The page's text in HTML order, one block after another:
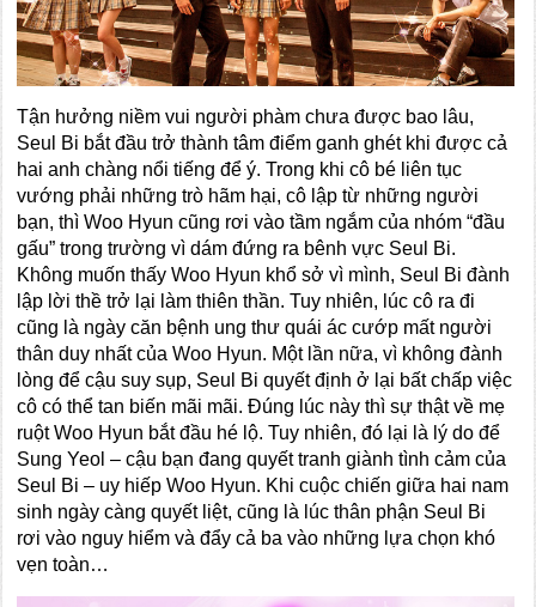
Tận hưởng niềm vui người phàm chưa được bao lâu,
Seul Bi bắt đầu trở thành tâm điểm ganh ghét khi được cả
hai anh chàng nổi tiếng để ý. Trong khi cô bé liên tục
vướng phải những trò hãm hại, cô lập từ những người
bạn, thì Woo Hyun cũng rơi vào tầm ngắm của nhóm “đầu
gấu” trong trường vì dám đứng ra bênh vực Seul Bi.
Không muốn thấy Woo Hyun khổ sở vì mình, Seul Bi đành
lập lời thề trở lại làm thiên thần. Tuy nhiên, lúc cô ra đi
cũng là ngày căn bệnh ung thư quái ác cướp mất người
thân duy nhất của Woo Hyun. Một lần nữa, vì không đành
lòng để cậu suy sụp, Seul Bi quyết định ở lại bất chấp việc
cô có thể tan biến mãi mãi. Đúng lúc này thì sự thật về mẹ
ruột Woo Hyun bắt đầu hé lộ. Tuy nhiên, đó lại là lý do để
Sung Yeol – cậu bạn đang quyết tranh giành tình cảm của
Seul Bi – uy hiếp Woo Hyun. Khi cuộc chiến giữa hai nam
sinh ngày càng quyết liệt, cũng là lúc thân phận Seul Bi
rơi vào nguy hiểm và đẩy cả ba vào những lựa chọn khó
vẹn toàn…